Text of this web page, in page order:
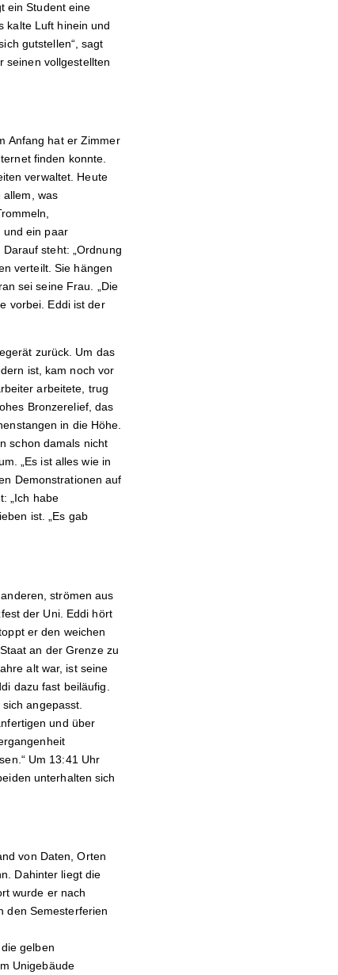
ein Student eine
kalte Luft hinein und
gutstellen“, sagt
seinen vollgestellten
Anfang hat er Zimmer
finden konnte.
verwaltet. Heute
allem, was
und ein paar
steht: „Ordnung
verteilt. Sie hängen
sei seine Frau. „Die
vorbei. Eddi ist der
zurück. Um das
ist, kam noch vor
arbeitete, trug
Bronzerelief, das
in die Höhe.
schon damals nicht
„Es ist alles wie in
Demonstrationen auf
„Ich habe
ist. „Es gab
strömen aus
der Uni. Eddi hört
er den weichen
an der Grenze zu
alt war, ist seine
dazu fast beiläufig.
angepasst.
und über
Um 13:41 Uhr
unterhalten sich
von Daten, Orten
Dahinter liegt die
wurde er nach
den Semesterferien
gelben
Unigebäude